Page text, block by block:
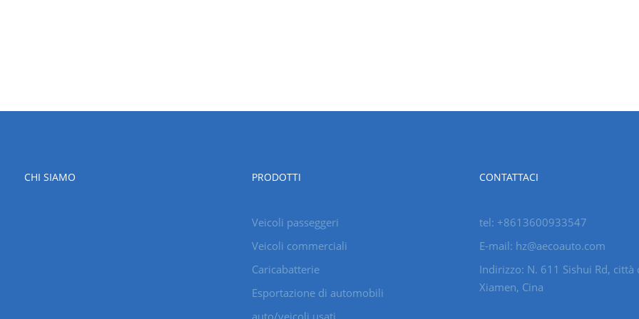
CHI SIAMO PRODOTTI
Veicoli passeggeri
Veicoli commerciali
Caricabatterie
Esportazione di automobili
auto/veicoli usati
CONTATTACI
tel: +8613600933547
E-mail: hz@aecoauto.com
Indirizzo: N. 611 Sishui Rd, città
Xiamen, Cina